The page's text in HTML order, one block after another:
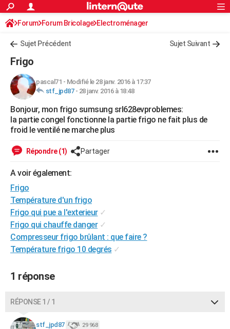
ACTUALITÉS
Politique
Société
Faits Divers
Education
Monde
Villes
+
FINANCE
Retraite
Impôts
Epargne
Immobilier
Risques naturels par ville
Banque
Assurance
Crédit
AUTO
Essais
Réserver un essai
Citadines
Berlines
SUV
Forum auto
+HIGH-TECH
Mobiles
Meilleur smartphone
Internet
Ordinateurs
Jeux vidéo
Guide high-tech
+
Forum
Aménagement intérieur
Extérieur
Cuisine
Salle de bains
Jardinage
Rangement
WEEK-END
Guides de France
Escapades
Patrimoine
Expositions
Musées
Week-end nature
+LIFESTYLE
Art de vivre
Bien-être
Loisirs
Mode
Modes de vie
SANTE
Alimentation
Guide de la santé
Maladies
Médicaments
Sommeil
VOYAGE
Destinations
City break
Voyage nature
Voyage de noces
Forum
Climat
+PHOTO
BONS PLANS
CARTE DE VOEUX
Carte de Noël
Carte Bonne année
Carte Saint-Valentin
Carte Pâques
Carte d'anniversaire
DICTIONNAIRE
S'inscrire
Connexion
Forum Forum Bricolage Electroménager
Sujet Précédent Sujet Suivant
Frigo
pascal71 - Modifié le 28 janv. 2016 à 17:37
stf_jpd87- 28 janv. 2016 à 18:48
Bonjour, mon frigo sumsung srl628evproblemes:
la partie congel fonctionne la partie frigo ne fait plus de
froid le ventilé ne marche plus
Répondre (1) Partager
A voir également:
Frigo
Température d'un frigo
Frigo qui pue a l'exterieur ✓
Frigo qui chauffe danger ✓
Compresseur frigo brûlant : que faire ?
Température frigo 10 degrés ✓
1 réponse
RÉPONSE 1 / 1
stf_jpd87 29 968